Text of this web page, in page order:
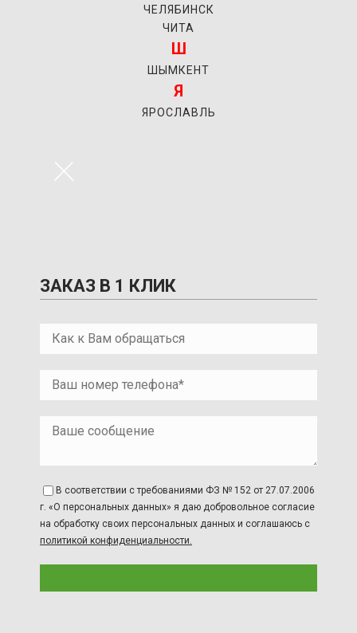
ЧЕЛЯБИНСК
ЧИТА
Ш
ШЫМКЕНТ
Я
ЯРОСЛАВЛЬ
×
ЗАКАЗ В 1 КЛИК
В соответствии с требованиями ФЗ № 152 от 27.07.2006
г. «О персональных данных» я даю добровольное согласие
на обработку своих персональных данных и соглашаюсь с
политикой конфиденциальности.